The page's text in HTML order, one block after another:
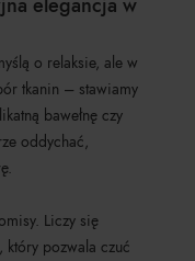
o relaksie, ale w
tkanin – stawiamy
bawełnę czy
oddychać,
Liczy się
który pozwala czuć